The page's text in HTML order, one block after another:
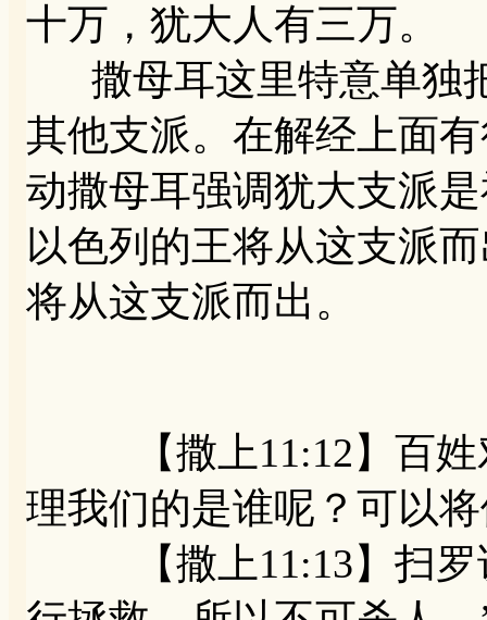
十万，犹大人有三万。
撒母耳这里特意单独
其他支派。在解经上面
动撒母耳强调犹大支派
以色列的王将从这支派
将从这支派而出。
【撒上11:12】百姓
理我们的是谁呢？可以
【撒上11:13】扫罗